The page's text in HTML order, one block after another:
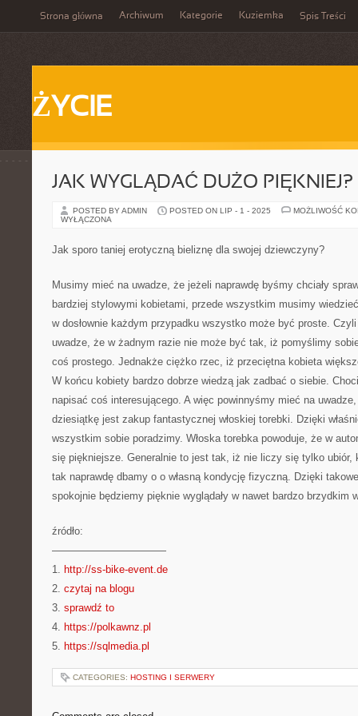
Strona główna Archiwum Kategorie Kuziemka Spis Treści
ŻYCIE
JAK WYGLĄDAĆ DUŻO PIĘKNIEJ?
POSTED BY ADMIN POSTED ON LIP - 1 - 2025
MOŻLIWOŚĆ
WYŁĄCZONA
Jak sporo taniej erotyczną bieliznę dla swojej dziewczyny?
Musimy mieć na uwadze, że jeżeli naprawdę byśmy chciały
bardziej stylowymi kobietami, przede wszystkim musimy
w dosłownie każdym przypadku wszystko może być proste.
uwadze, że w żadnym razie nie może być tak, iż pomyślimy
coś prostego. Jednakże ciężko rzec, iż przeciętna kobieta
W końcu kobiety bardzo dobrze wiedzą jak zadbać o siebie.
napisać coś interesującego. A więc powinnyśmy mieć na
dziesiątkę jest zakup fantastycznej włoskiej torebki. Dzięki
wszystkim sobie poradzimy. Włoska torebka powoduje, że w
się piękniejsze. Generalnie to jest tak, iż nie liczy się tylko
tak naprawdę dbamy o o własną kondycję fizyczną. Dzięki
spokojnie będziemy pięknie wyglądały w nawet bardzo brzydkim
źródło:
———————————
1. http://ss-bike-event.de
2. czytaj na blogu
3. sprawdź to
4. https://polkawnz.pl
5. https://sqlmedia.pl
CATEGORIES: HOSTING I SERWERY